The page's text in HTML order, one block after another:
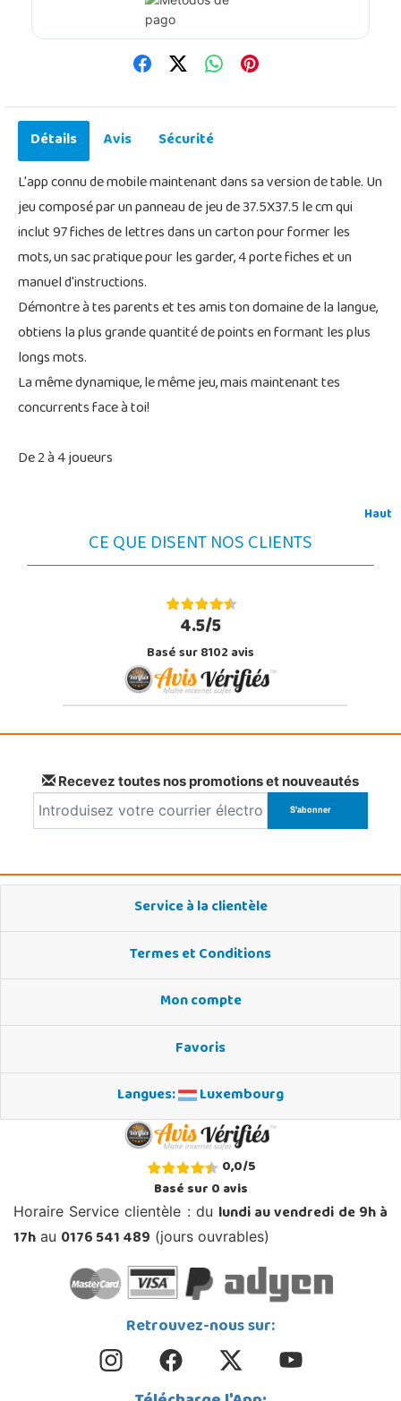
Détails Avis
Sécurité
L'app connu de mobile maintenant dans sa version de table. Un
jeu composé par un panneau de jeu de 37.5X37.5 le cm qui
inclut 97 fiches de lettres dans un carton pour former les
mots, un sac pratique pour les garder, 4 porte fiches et un
manuel d'instructions.
Démontre à tes parents et tes amis ton domaine de la langue,
obtiens la plus grande quantité de points en formant les plus
longs mots.
La même dynamique, le même jeu, mais maintenant tes
concurrents face à toi!
De 2 à 4 joueurs
Haut
CE QUE DISENT NOS CLIENTS
4.5/5
Basé sur 8102 avis
Recevez toutes nos promotions et nouveautés
Service à la clientèle
Termes et Conditions
Mon compte
Favoris
Langues:
Luxembourg
0,0/5
Basé sur0avis
Horaire Service clientèle : du lundi au vendredi de 9h à
17h au 0176 541 489 (jours ouvrables)
Retrouvez-nous sur: